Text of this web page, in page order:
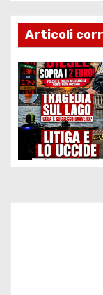
i
g
a
z
i
Articoli